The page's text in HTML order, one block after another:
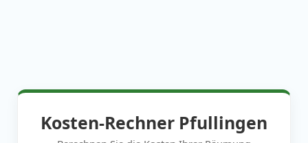
Kosten-Rechner Pfullingen